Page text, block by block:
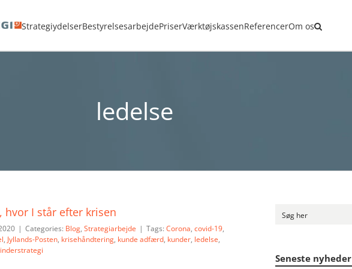
StrategiydelserBestyrelsesarbejdePriserVærktøjskassenReferencerOm os
ledelse
hvor I står efter krisen
| Categories: Blog, Strategiarbejde | Tags: Corona, covid-19,
, Jyllands-Posten, krisehåndtering, kunde adfærd, kunder, ledelse,
Seneste nyheder